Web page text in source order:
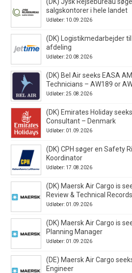
salgskontorer i hele landet
Udløber: 10.09.2026
(DK) Logistikmedarbejder
afdeling
Udløber: 20.08.2026
(DK) Bel Air seeks EASA
Technicians – AW189 or
Udløber: 25.08.2026
(DK) Emirates Holiday
Consultant – Denmark
Udløber: 01.09.2026
(DK) CPH søger en Safety
Koordinator
Udløber: 17.08.2026
(DK) Maersk Air Cargo is
Review & Technical
Udløber: 01.09.2026
(DK) Maersk Air Cargo is
Planning Manager
Udløber: 01.09.2026
(DE) Maersk Air Cargo
Engineer